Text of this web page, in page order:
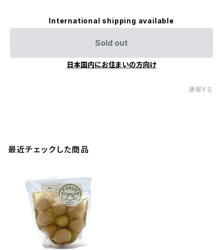
International shipping available
Sold out
日本国内にお住まいの方向け
通報する
最近チェックした商品